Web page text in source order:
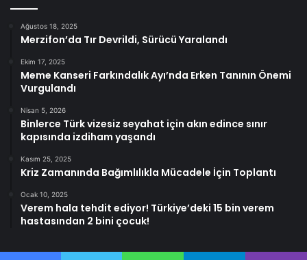
Ağustos 18, 2025
Merzifon’da Tır Devrildi, Sürücü Yaralandı
Ekim 17, 2025
Meme Kanseri Farkındalık Ayı’nda Erken Tanının Önemi
Vurgulandı
Nisan 5, 2026
Binlerce Türk vizesiz seyahat için akın edince sınır
kapısında izdiham yaşandı
Kasım 25, 2025
Kriz Zamanında Bağımlılıkla Mücadele İçin Toplantı
Ocak 10, 2025
Verem hala tehdit ediyor! Türkiye’deki 15 bin verem
hastasından 2 bini çocuk!